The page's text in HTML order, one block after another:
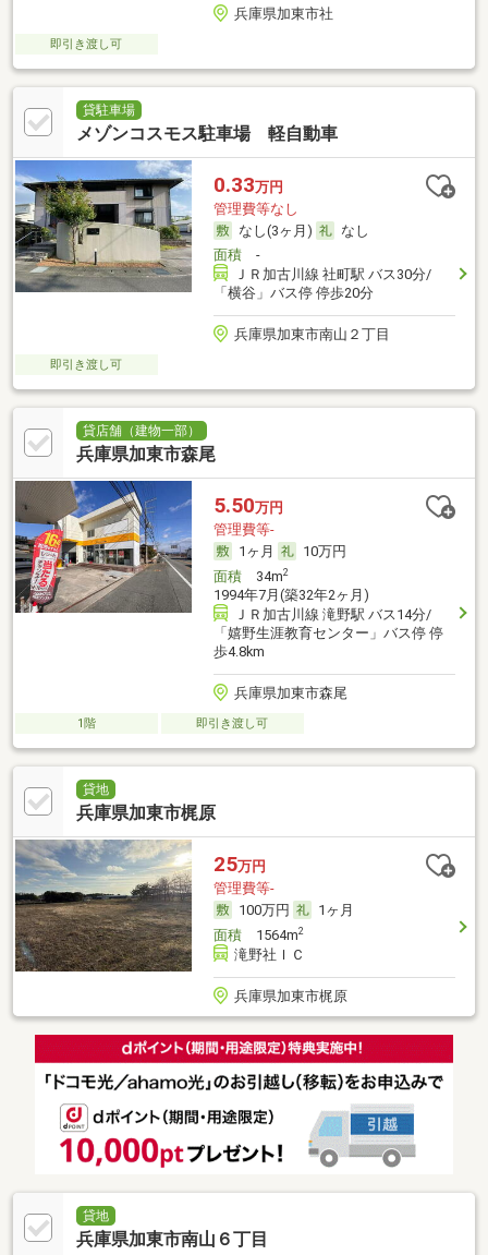
兵庫県加東市社
即引き渡し可
貸駐車場
メゾンコスモス駐車場 軽自動車
0.33万円
管理費等なし
なし(3ヶ月)
なし
面積-
ＪＲ加古川線 社町駅 バス30分/
「横谷」バス停 停歩20分
兵庫県加東市南山２丁目
即引き渡し可
貸店舗（建物一部）
兵庫県加東市森尾
5.50万円
管理費等-
1ヶ月
10万円
面積34m2
1994年7月(築32年2ヶ月)
ＪＲ加古川線 滝野駅 バス14分/
「嬉野生涯教育センター」バス停 停
歩4.8km
兵庫県加東市森尾
1階 即引き渡し可
貸地
兵庫県加東市梶原
25万円
管理費等-
100万円
1ヶ月
面積1564m2
滝野社ＩＣ
兵庫県加東市梶原
貸地
兵庫県加東市南山６丁目